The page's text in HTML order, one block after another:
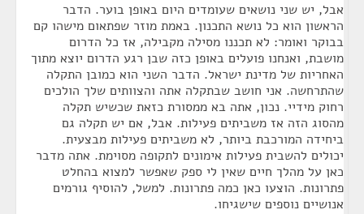
אבל, יש שני נושאים שעומדים היום באופן בוער. הדבר
הראשון הוא כל נושא התכנון. באמת מוזר שפתאום מישהו קם
בבוקר ואומר: לא תכננו מסילה מקבילה, אז כל הדרום
מושבת, ואנחנו פועלים באופן כזה שבן רגע הדרום יוצא מתוך
האחריות של מדינת ישראל. הדבר השני הוא כמובן התקלה
שהתרחשה. אני חושב שבתקלה אתה והצוותים שלך הולכים
רחוק מידיי. נכון, אתה בא ממסורת כזאת שכשיש תקלה
מהסוג הזה אז משביתים פעילות. אבל, אם יש תקלה גם
ביחידה המורכבת ביותר, לא משביתים פעילות מבצעית.
יכולים להשבית פעילות אימונים לתקופה מסוימת. אתה מדבר
כאן על מהלך חיים שאין לי ספק שאפשר למצוא בהחלט
פתרונות. הוצעו כאן כמה פתרונות. למשל, להוסיף גורמים
אנושיים נוספים שישגיחו.